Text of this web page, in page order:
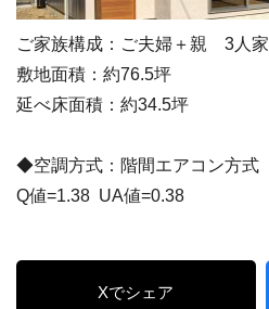
ご家族構成：ご夫婦＋親 3人
敷地面積：約76.5坪
延べ床面積：約34.5坪
◆空調方式：階間エアコン方式
Q値=1.38 UA値=0.38
Xでシェア